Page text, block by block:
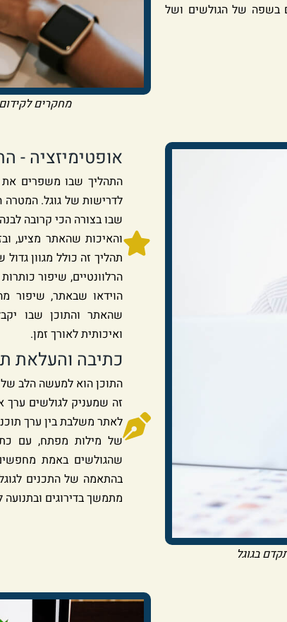
בשפה של הגולשים ושל
מחקרים
בגוגל
אופטימיזציה -
התהליך שבו משפרים את
לדרישות של גוגל. המטרה
שבו בצורה הכי קרובה
והאיכות שהאתר מציע,
תהליך זה כולל מגוון
הוידאו שבאתר, שיפור
שהאתר והתוכן שבו
ואיכותית לאורך זמן.
כתיבה והעלאת
התוכן הוא למעשה הלב
זה שמעניק לגולשים ערך
לאתר משלבת בין ערך
של מילות מפתח, עם
שהגולשים באמת
בהתאמה של התכנים
מתמשך בדירוגים